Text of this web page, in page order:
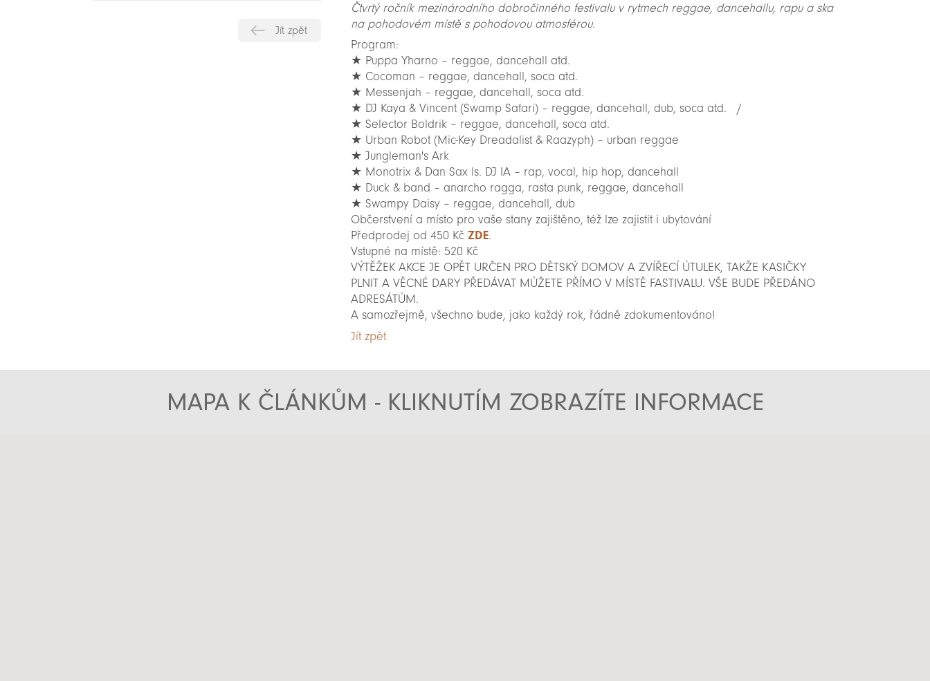
Jít zpět
Čtvrtý ročník mezinárodního dobročinného festivalu v rytmech reggae, dancehallu, rapu a ska
na pohodovém místě s pohodovou atmosférou.
Program:
★ Puppa Yharno – reggae, dancehall atd.
★ Cocoman – reggae, dancehall, soca atd.
★ Messenjah – reggae, dancehall, soca atd.
★ DJ Kaya & Vincent (Swamp Safari) – reggae, dancehall, dub, soca atd. /
★ Selector Boldrik – reggae, dancehall, soca atd.
★ Urban Robot (Mic-Key Dreadalist & Raazyph) – urban reggae
★ Jungleman's Ark
★ Monotrix & Dan Sax ls. DJ IA – rap, vocal, hip hop, dancehall
★ Duck & band – anarcho ragga, rasta punk, reggae, dancehall
★ Swampy Daisy – reggae, dancehall, dub
Občerstvení a místo pro vaše stany zajištěno, též lze zajistit i ubytování
Předprodej od 450 KčZDE.
Vstupné na místě: 520 Kč
VÝTĚŽEK AKCE JE OPĚT URČEN PRO DĚTSKÝ DOMOV A ZVÍŘECÍ ÚTULEK, TAKŽE KASIČKY
PLNIT A VĚCNÉ DARY PŘEDÁVAT MŮŽETE PŘÍMO V MÍSTĚ FASTIVALU. VŠE BUDE PŘEDÁNO
ADRESÁTŮM.
A samozřejmě, všechno bude, jako každý rok, řádně zdokumentováno!
Jít zpět
MAPA K ČLÁNKŮM - KLIKNUTÍM ZOBRAZÍTE INFORMACE